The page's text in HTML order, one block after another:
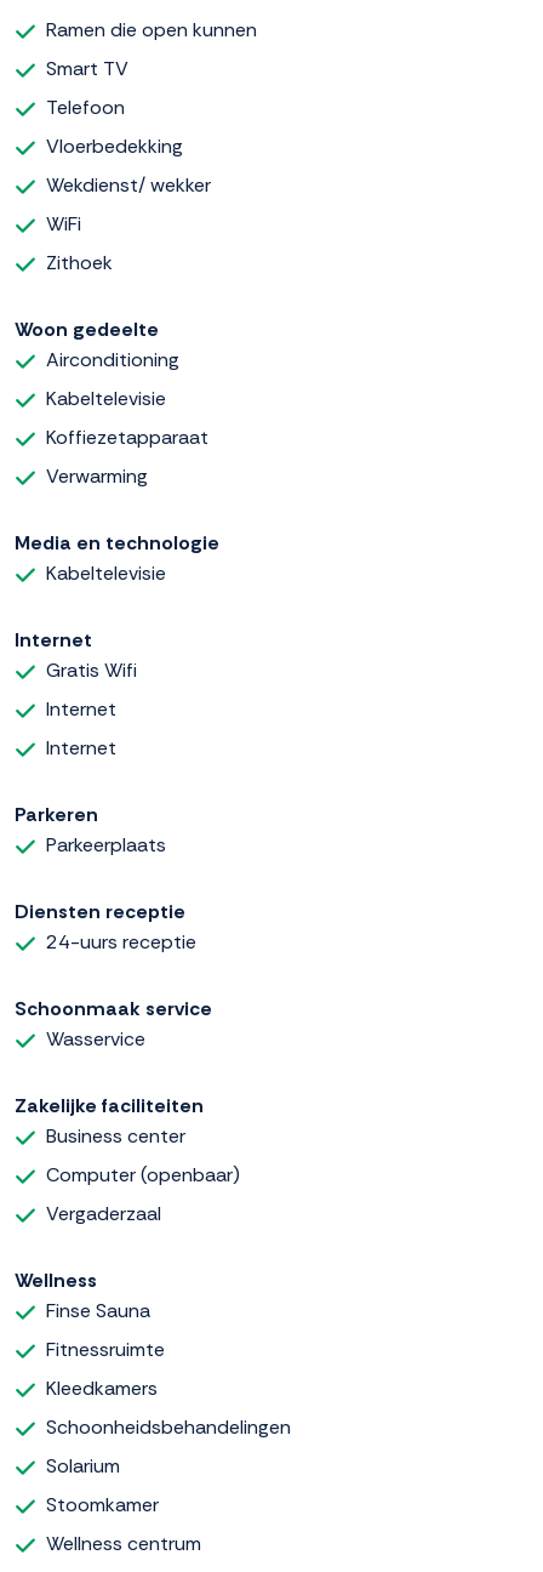
Ramen die open kunnen
Smart TV
Telefoon
Vloerbedekking
Wekdienst/ wekker
WiFi
Zithoek
Woon gedeelte
Airconditioning
Kabeltelevisie
Koffiezetapparaat
Verwarming
Media en technologie
Kabeltelevisie
Internet
Gratis Wifi
Internet
Internet
Parkeren
Parkeerplaats
Diensten receptie
24-uurs receptie
Schoonmaak service
Wasservice
Zakelijke faciliteiten
Business center
Computer (openbaar)
Vergaderzaal
Wellness
Finse Sauna
Fitnessruimte
Kleedkamers
Schoonheidsbehandelingen
Solarium
Stoomkamer
Wellness centrum